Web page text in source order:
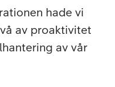
hade vi
av proaktivitet
av vår